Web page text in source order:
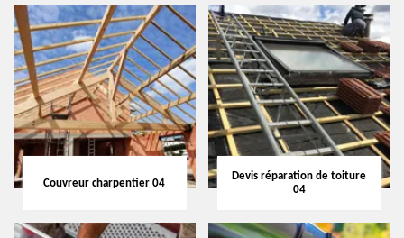
Couvreur charpentier 04
Devis réparation de toiture
04